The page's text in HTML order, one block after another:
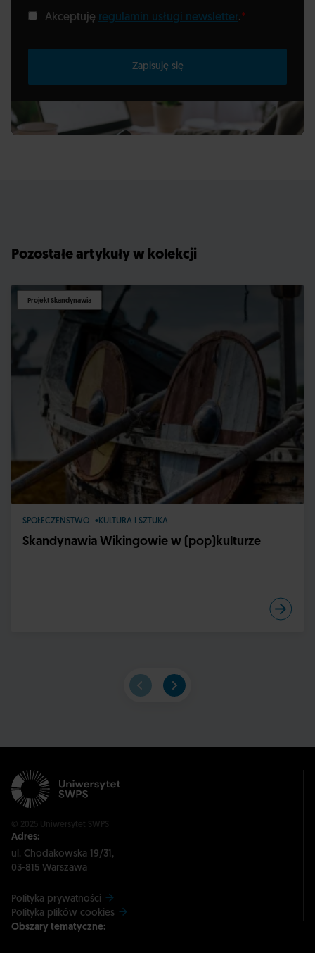
Akceptuję regulamin usługi newsletter.*
Zapisuję się
Pozostałe artykuły w kolekcji
Projekt Skandynawia
SPOŁECZEŃSTWO KULTURA I SZTUKA
Skandynawia Wikingowie w (pop)kulturze
© 2025 Uniwersytet SWPS
Adres:
ul. Chodakowska 19/31,
03-815 Warszawa
Polityka prywatności
Polityka plików cookies
Obszary tematyczne: